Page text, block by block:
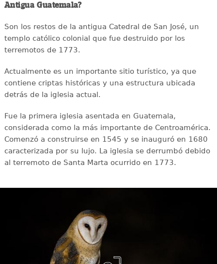
Antigua Guatemala?
Son los restos de la antigua Catedral de San José, un
templo católico colonial que fue destruido por los
terremotos de 1773.
Actualmente es un importante sitio turístico, ya que
contiene criptas históricas y una estructura ubicada
detrás de la iglesia actual.
Fue la primera iglesia asentada en Guatemala,
considerada como la más importante de Centroamérica.
Comenzó a construirse en 1545 y se inauguró en 1680
caracterizada por su lujo. La iglesia se derrumbó debido
al terremoto de Santa Marta ocurrido en 1773.